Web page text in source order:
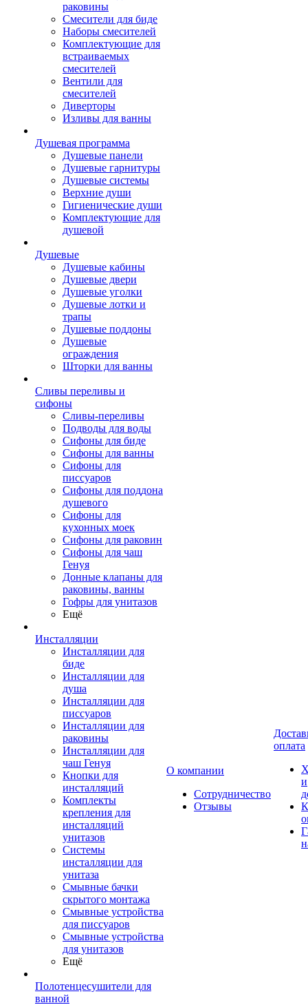
раковины
Смесители для биде
Наборы смесителей
Комплектующие для
встраиваемых
смесителей
Вентили для
смесителей
Диверторы
Изливы для ванны
Душевая программа
Душевые панели
Душевые гарнитуры
Душевые системы
Верхние души
Гигиенические души
Комплектующие для
душевой
Душевые
Душевые кабины
Душевые двери
Душевые уголки
Душевые лотки и
трапы
Душевые поддоны
Душевые
ограждения
Шторки для ванны
Сливы переливы и
сифоны
Сливы-переливы
Подводы для воды
Сифоны для биде
Сифоны для ванны
Сифоны для
писсуаров
Сифоны для поддона
душевого
Сифоны для
кухонных моек
Сифоны для раковин
Сифоны для чаш
Генуя
Донные клапаны для
раковины, ванны
Гофры для унитазов
Ещё
Инсталляции
Инсталляции для
биде
Инсталляции для
душа
Инсталляции для
писсуаров
Инсталляции для
раковины
Инсталляции для
чаш Генуя
Кнопки для
инсталляций
Комплекты
крепления для
инсталляций
унитазов
Системы
инсталляции для
унитаза
Смывные бачки
скрытого монтажа
Смывные устройства
для писсуаров
Смывные устройства
для унитазов
Ещё
Полотенцесушители для
ванной
О компании
Сотрудничество
Отзывы
оплата
и